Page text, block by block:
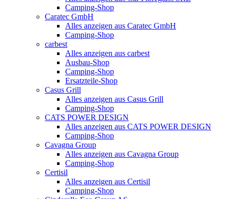
Camping-Shop
Caratec GmbH
Alles anzeigen aus Caratec GmbH
Camping-Shop
carbest
Alles anzeigen aus carbest
Ausbau-Shop
Camping-Shop
Ersatzteile-Shop
Casus Grill
Alles anzeigen aus Casus Grill
Camping-Shop
CATS POWER DESIGN
Alles anzeigen aus CATS POWER DESIGN
Camping-Shop
Cavagna Group
Alles anzeigen aus Cavagna Group
Camping-Shop
Certisil
Alles anzeigen aus Certisil
Camping-Shop